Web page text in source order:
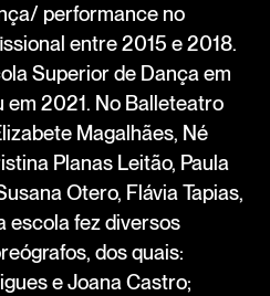
performance no
entre 2015 e 2018.
Superior de Dança em
em 2021. No Balleteatro
Magalhães, Né
Planas Leitão, Paula
Otero, Flávia Tapias,
escola fez diversos
dos quais:
e Joana Castro;